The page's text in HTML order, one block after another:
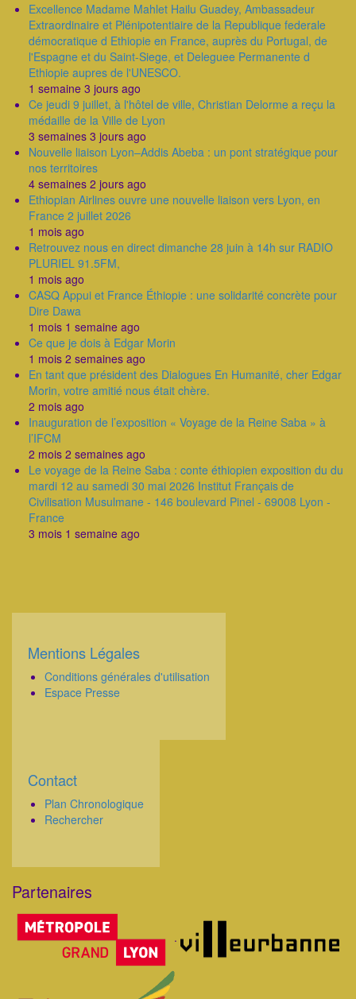
Excellence Madame Mahlet Hailu Guadey, Ambassadeur
Extraordinaire et Plénipotentiaire de la Republique federale
démocratique d Ethiopie en France, auprès du Portugal, de
l'Espagne et du Saint-Siege, et Deleguee Permanente d
Ethiopie aupres de l'UNESCO.
1 semaine 3 jours ago
Ce jeudi 9 juillet, à l'hôtel de ville, Christian Delorme a reçu la
médaille de la Ville de Lyon
3 semaines 3 jours ago
Nouvelle liaison Lyon–Addis Abeba : un pont stratégique pour
nos territoires
4 semaines 2 jours ago
Ethiopian Airlines ouvre une nouvelle liaison vers Lyon, en
France 2 juillet 2026
1 mois ago
Retrouvez nous en direct dimanche 28 juin à 14h sur RADIO
PLURIEL 91.5FM,
1 mois ago
CASQ Appui et France Éthiopie : une solidarité concrète pour
Dire Dawa
1 mois 1 semaine ago
Ce que je dois à Edgar Morin
1 mois 2 semaines ago
En tant que président des Dialogues En Humanité, cher Edgar
Morin, votre amitié nous était chère.
2 mois ago
Inauguration de l’exposition « Voyage de la Reine Saba » à
l’IFCM
2 mois 2 semaines ago
Le voyage de la Reine Saba : conte éthiopien exposition du du
mardi 12 au samedi 30 mai 2026 Institut Français de
Civilisation Musulmane - 146 boulevard Pinel - 69008 Lyon -
France
3 mois 1 semaine ago
Corps
Mentions Légales
Conditions générales d'utilisation
Espace Presse
Corps
Contact
Plan Chronologique
Rechercher
Partenaires
Corps
.